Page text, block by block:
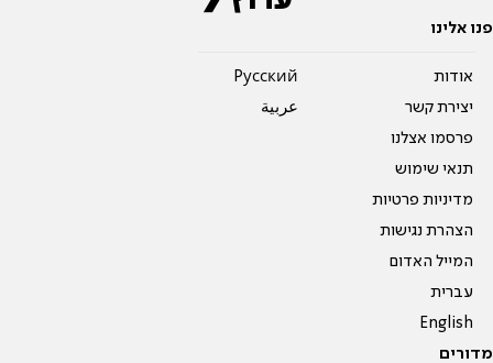
פנו אלינו
אודות
יצירת קשר
פרסמו אצלנו
תנאי שימוש
מדיניות פרטיות
הצהרת נגישות
המייל האדום
עברית
English
Pусский
عربية
מדורים